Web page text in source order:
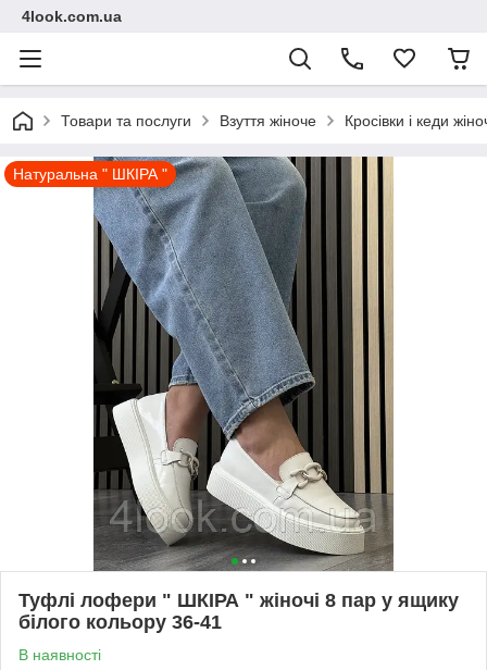
4look.com.ua
Товари та послуги Взуття жіноче Кросівки і кеди
Натуральна " ШКІРА "
Туфлі лофери " ШКІРА " жіночі 8 пар у ящику
білого кольору 36-41
В наявності